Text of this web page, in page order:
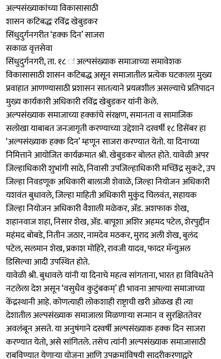
अल्पसंख्याकांच्या विकासासाठी
शासन कटिबद्धः रविंद्र खेबुडकर
सिंधुदुर्गनगरीत ‘हक्क दिन’ साजरा
सकाळ वृत्तसेवा
सिंधुदुर्गनगरी, ता. १८ ः अल्पसंख्याक समाजाच्या समावेशक
विकासासाठी शासन कटिबद्ध असून समाजातील प्रत्येक घटकाला मुख्य
प्रवाहात आणण्यासाठी प्रशासन सातत्याने प्रयत्नशील असल्याचे प्रतिपादन
मुख्य कार्यकारी अधिकारी रविंद्र खेबुडकर यांनी केले.
अल्पसंख्याक समाजाच्या हक्कांचे संरक्षण, समानता व सामाजिक
सलोखा याबाबत जनजागृती करण्याच्या उद्देशाने दरवर्षी १८ डिसेंबर हा
‘अल्पसंख्याक हक्क दिन’ म्हणून साजरा करण्यात येतो. या दिनाच्या
निमित्ताने आयोजित कार्यक्रमात श्री. खेबुडकर बोलत होते. यावेळी अपर
जिल्हाधिकारी शुभांगी साठे, निवासी उपजिल्हाधिकारी मच्छिंद्र सुकटे, उप
जिल्हा निवडणूक अधिकारी बालाजी शेवाळे, जिल्हा नियोजन अधिकारी
यशवंत बुधावले, जिल्हा माहिती अधिकारी मुकुंद चिलवंत, सहायक
जिल्हा नियोजन अधिकारी वैशाली मळेकर, ॲड. अशफाक शेख,
शहानवाज शहा, निसार शेख, ॲड. बापूशा अशिर अहमद पटेल, शेरपुद्दीन
महंमद बोबडे, नितीन जठार, नामदेव मठकर, मुराद अली शेख, बुलंद
पटेल, सलमान शेख, प्रकाश मोहिरे, रावजी यादव, फादर मॅन्युअल
डिसिल्वा आदी उपस्थित होते.
यावेळी श्री. बुधावले यांनी या दिनाचे महत्व सांगताना, भारत हा विविधतेने
नटलेला देश असून ‘वसुधैव कुटुंबकम्’ ही भावना आपल्या समाजाच्या
केंद्रस्थानी आहे. कोणत्याही लोकशाही राष्ट्राची खरी ओळख ही त्या
देशातील अल्पसंख्याक समाजाला मिळणाऱ्या सन्मान व सुरक्षिततेवर
अवलंबून असते. या अनुषंगाने दरवर्षी अल्पसंख्याक हक्क दिन साजरा
करण्यात येतो, असे सांगितले. तसेच त्यांनी अल्पसंख्याक समाजासाठी
राबविण्यात येणाऱ्या योजना आणि उपक्रमांविषयी सादरीकरणाद्वारे